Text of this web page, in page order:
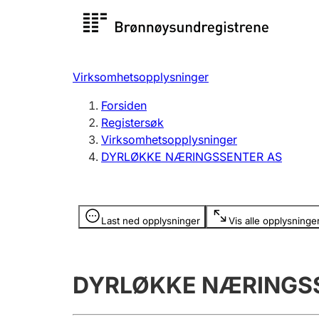
Registersøk
Registrere, endre, slette
Virksomhetsopplysninger
Forsiden
Registersøk
Virksomhetsopplysninger
DYRLØKKE NÆRINGSSENTER AS
Last ned opplysninger Vis alle
Opplysninger er skjult
DYRLØKKE